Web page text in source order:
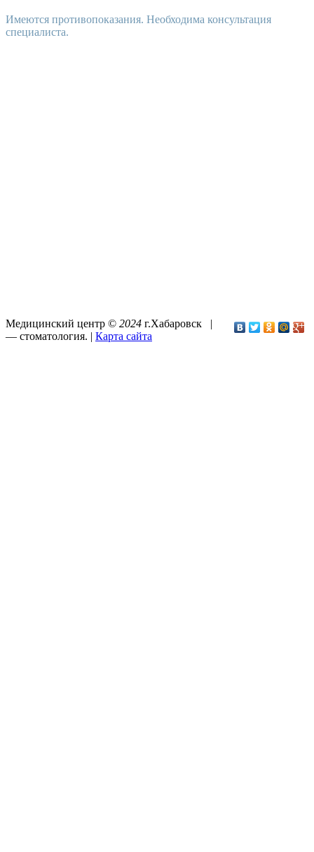
Имеются противопоказания. Необходима консультация
специалиста.
Медицинский центр © 2024 г.Хабаровск |
— стоматология. | Карта сайта